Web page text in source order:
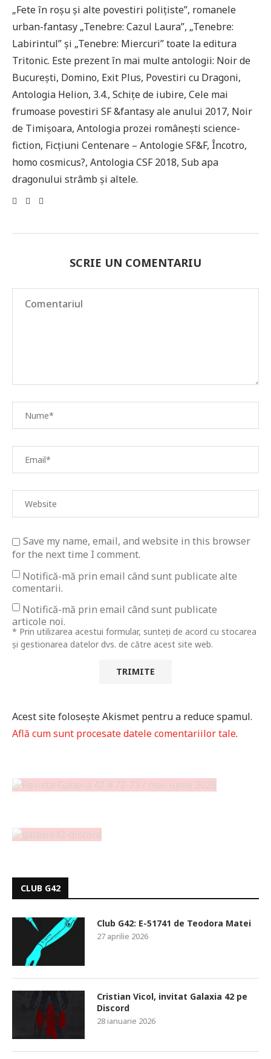
„Fete în roșu și alte povestiri polițiste”, romanele
urban-fantasy „Tenebre: Cazul Laura”, „Tenebre:
Labirintul” și „Tenebre: Miercuri” toate la editura
Tritonic. Este prezent în mai multe antologii: Noir de
București, Domino, Exit Plus, Povestiri cu Dragoni,
Antologia Helion, 3.4., Schițe de iubire, Cele mai
frumoase povestiri SF &fantasy ale anului 2017, Noir
de Timișoara, Antologia prozei românești science-
fiction, Ficțiuni Centenare – Antologie SF&F, Încotro,
homo cosmicus?, Antologia CSF 2018, Sub apa
dragonului strâmb și altele.
SCRIE UN COMENTARIU
Save my name, email, and website in this browser
for the next time I comment.
Notifică-mă prin email când sunt publicate alte
comentarii.
Notifică-mă prin email când sunt publicate
articole noi.
* Prin utilizarea acestui formular, sunteți de acord cu stocarea
și gestionarea datelor dvs. de către acest site web.
Acest site folosește Akismet pentru a reduce spamul.
Află cum sunt procesate datele comentariilor tale.
CLUB G42
Club G42: E-51741 de Teodora Matei
27 aprilie 2026
Cristian Vicol, invitat Galaxia 42 pe
Discord
28 ianuarie 2026